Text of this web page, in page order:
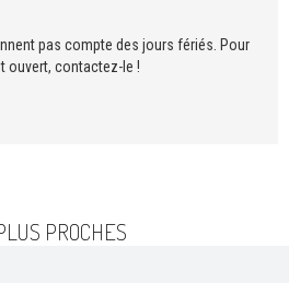
pas compte des jours fériés. Pour
ouvert, contactez-le !
PROCHES